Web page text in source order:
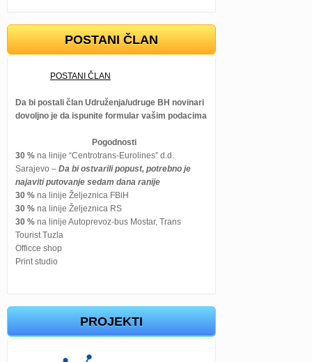
POSTANI ČLAN
POSTANI ČLAN
Da bi postali član Udruženja/udruge BH novinari
dovoljno je da ispunite formular vašim podacima
Pogodnosti
30 % na linije “Centrotrans-Eurolines” d.d.
Sarajevo – Da bi ostvarili popust, potrebno je
najaviti putovanje sedam dana ranije
30 % na linije Željeznica FBiH
30 % na linije Željeznica RS
30 % na linije Autoprevoz-bus Mostar, Trans
Tourist Tuzla
Officce shop
Print studio
PROJEKTI